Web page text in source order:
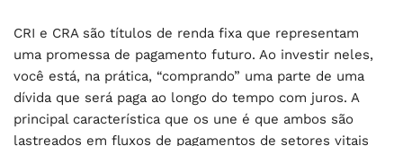
CRI e CRA são títulos de renda fixa que representam
uma promessa de pagamento futuro. Ao investir neles,
você está, na prática, “comprando” uma parte de uma
dívida que será paga ao longo do tempo com juros. A
principal característica que os une é que ambos são
lastreados em fluxos de pagamentos de setores vitais